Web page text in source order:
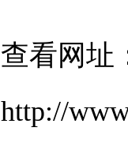
查看网址
http://